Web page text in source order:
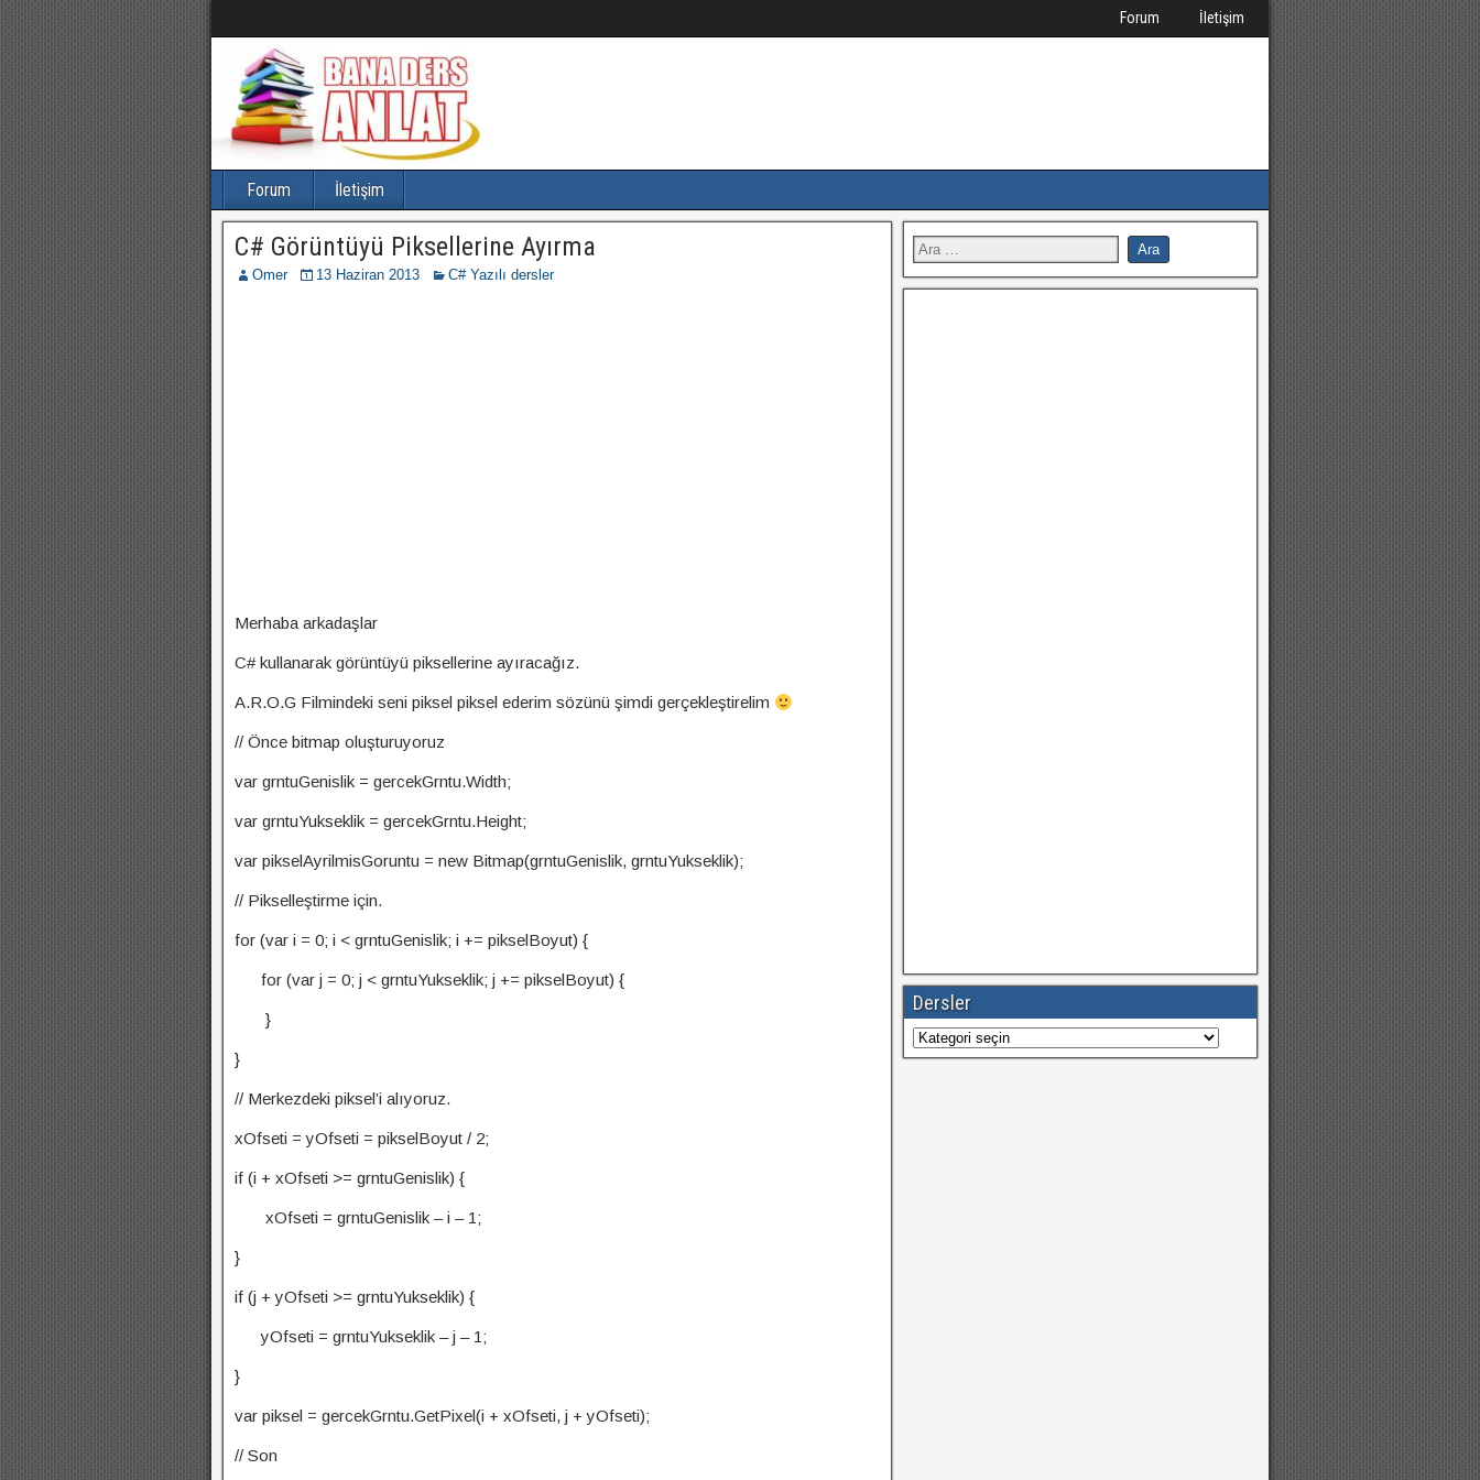
Forum İletişim
Forum İletişim
C# Görüntüyü Piksellerine Ayırma
Omer 13 Haziran 2013 C# Yazılı dersler
Merhaba arkadaşlar
C# kullanarak görüntüyü piksellerine ayıracağız.
A.R.O.G Filmindeki seni piksel piksel ederim sözünü şimdi gerçekleştirelim
// Önce bitmap oluşturuyoruz
var grntuGenislik = gercekGrntu.Width;
var grntuYukseklik = gercekGrntu.Height;
var pikselAyrilmisGoruntu = new Bitmap(grntuGenislik, grntuYukseklik);
// Pikselleştirme için.
for (var i = 0; i < grntuGenislik; i += pikselBoyut) {
for (var j = 0; j < grntuYukseklik; j += pikselBoyut) {
}
}
// Merkezdeki piksel’i alıyoruz.
xOfseti = yOfseti = pikselBoyut / 2;
if (i + xOfseti >= grntuGenislik) {
xOfseti = grntuGenislik – i – 1;
}
if (j + yOfseti >= grntuYukseklik) {
yOfseti = grntuYukseklik – j – 1;
}
var piksel = gercekGrntu.GetPixel(i + xOfseti, j + yOfseti);
// Son
Dersler
Dersler